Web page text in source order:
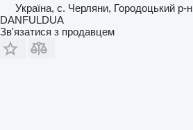
Україна, с. Черляни, Городоцький р-н
DANFULDUA
Зв'язатися з продавцем